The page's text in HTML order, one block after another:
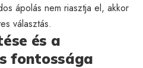
ápolás nem riasztja el, akkor
választás.
és a
fontossága